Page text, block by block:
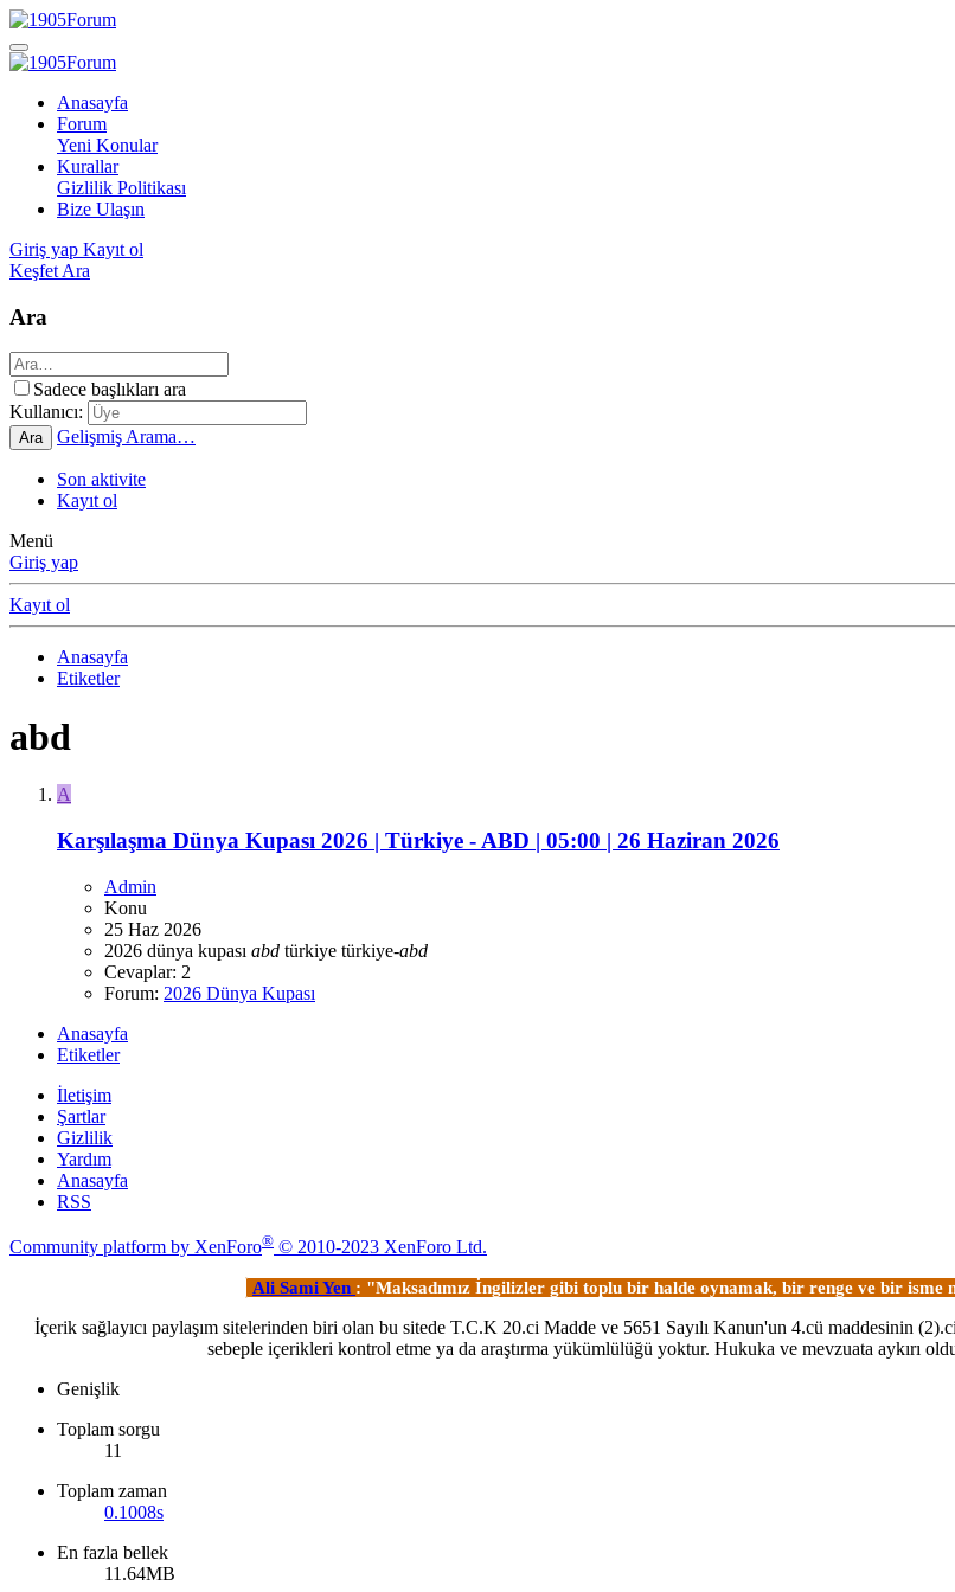
Anasayfa
Forum
Yeni Konular
Kurallar
Gizlilik Politikası
Bize Ulaşın
Giriş yap Kayıt ol
Keşfet Ara
Ara
Sadece başlıkları ara
Kullanıcı:
Ara Gelişmiş Arama…
Son aktivite
Kayıt ol
Menü
Giriş yap
Kayıt ol
Anasayfa
Etiketler
abd
A
Karşılaşma Dünya Kupası 2026 | Türkiye - ABD | 05:00 | 26 Haziran 2026
Admin
Konu
25 Haz 2026
2026 dünya kupası abd türkiye türkiye-abd
Cevaplar: 2
Forum: 2026 Dünya Kupası
Anasayfa
Etiketler
İletişim
Şartlar
Gizlilik
Yardım
Anasayfa
RSS
Community platform by XenForo® © 2010-2023 XenForo Ltd.
Ali Sami Yen : "Maksadımız İngilizler gibi toplu bir halde oynamak, bir renge ve bir
İçerik sağlayıcı paylaşım sitelerinden biri olan bu sitede T.C.K 20.ci Madde ve 5651 Sayılı Kanun'un 4.cü maddesinin
sebeple içerikleri kontrol etme ya da araştırma yükümlülüğü yoktur. Hukuka ve mevzuata aykırı
Genişlik
Toplam sorgu
11
Toplam zaman
0.1008s
En fazla bellek
11.64MB